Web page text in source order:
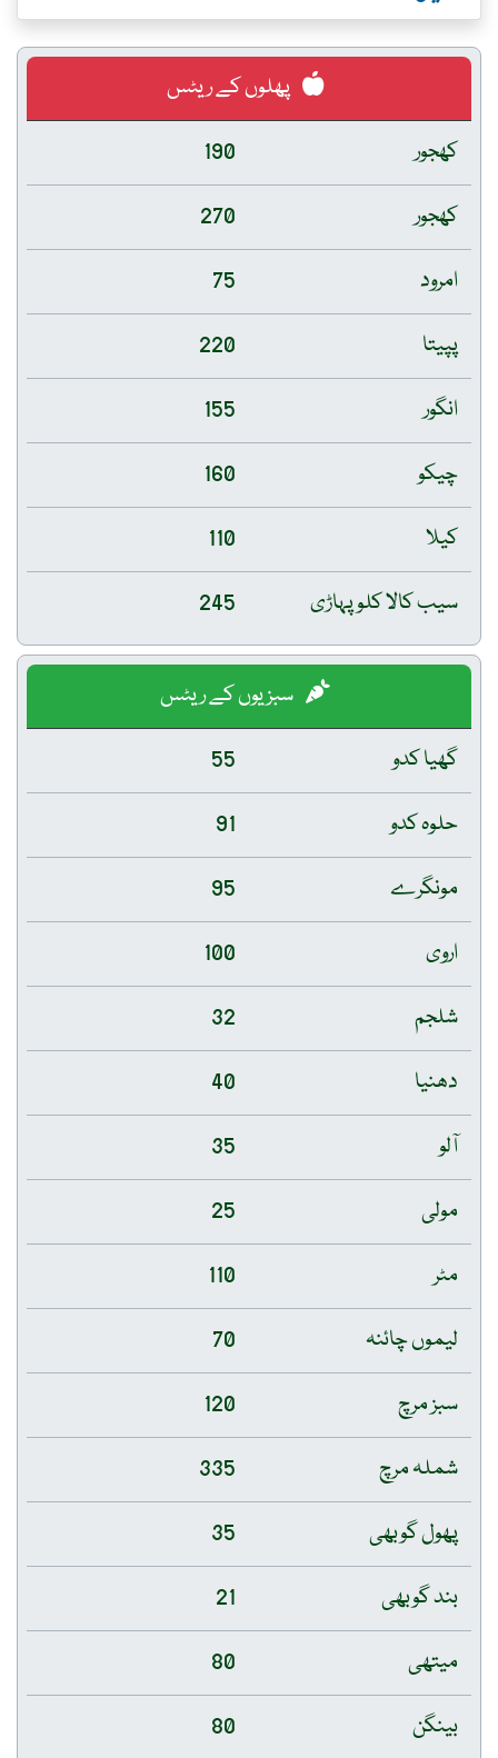
پھلوں کے ریٹس
کھجور
190
کھجور
270
امرود
75
پپیتا
220
انگور
155
چیکو
160
کیلا
110
سیب کالا کلو پہاڑی
245
سبزیوں کے ریٹس
گھیا کدو
55
حلوہ کدو
91
مونگرے
95
اروی
100
شلجم
32
دھنیا
40
آلو
35
مولی
25
مٹر
110
لیموں چائنہ
70
سبز مرچ
120
شملہ مرچ
335
پھول گوبھی
35
بند گوبھی
21
میتھی
80
بینگن
80